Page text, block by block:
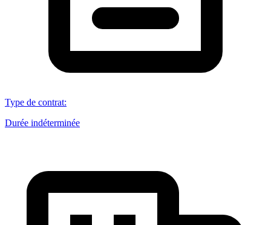
Type de contrat:
Durée indéterminée